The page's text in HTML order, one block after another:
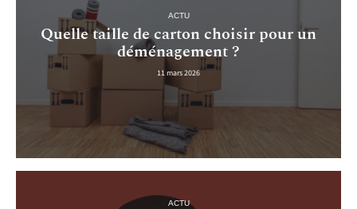
ACTU
Quelle taille de carton choisir pour un
déménagement ?
11 mars 2026
ACTU